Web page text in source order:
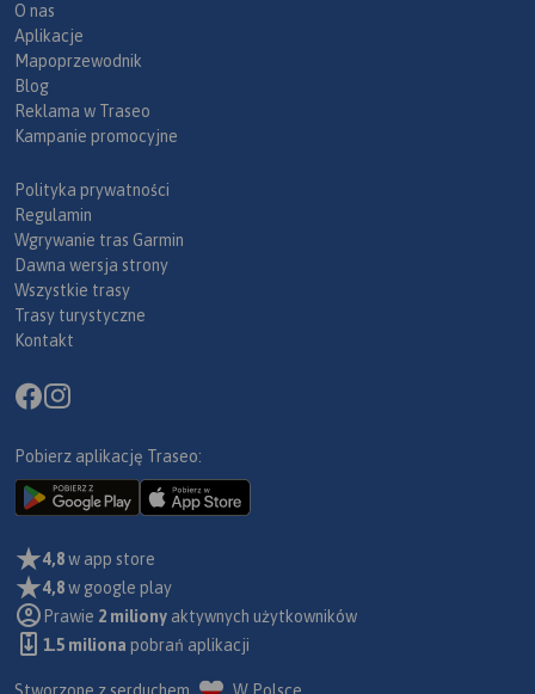
O nas
Aplikacje
Mapoprzewodnik
Blog
Reklama w Traseo
Kampanie promocyjne
Polityka prywatności
Regulamin
Wgrywanie tras Garmin
Dawna wersja strony
Wszystkie trasy
Trasy turystyczne
Kontakt
Pobierz aplikację Traseo:
4,8w app store
4,8w google play
Prawie 2 miliony aktywnych użytkowników
1.5 miliona pobrań aplikacji